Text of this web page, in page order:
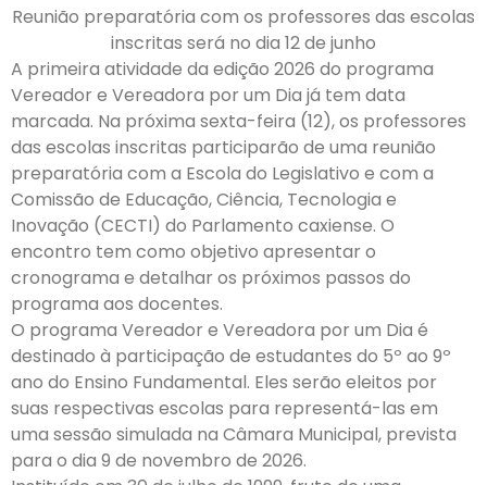
Reunião preparatória com os professores das escolas
inscritas será no dia 12 de junho
A primeira atividade da edição 2026 do programa
Vereador e Vereadora por um Dia já tem data
marcada. Na próxima sexta-feira (12), os professores
das escolas inscritas participarão de uma reunião
preparatória com a Escola do Legislativo e com a
Comissão de Educação, Ciência, Tecnologia e
Inovação (CECTI) do Parlamento caxiense. O
encontro tem como objetivo apresentar o
cronograma e detalhar os próximos passos do
programa aos docentes.
O programa Vereador e Vereadora por um Dia é
destinado à participação de estudantes do 5º ao 9º
ano do Ensino Fundamental. Eles serão eleitos por
suas respectivas escolas para representá-las em
uma sessão simulada na Câmara Municipal, prevista
para o dia 9 de novembro de 2026.